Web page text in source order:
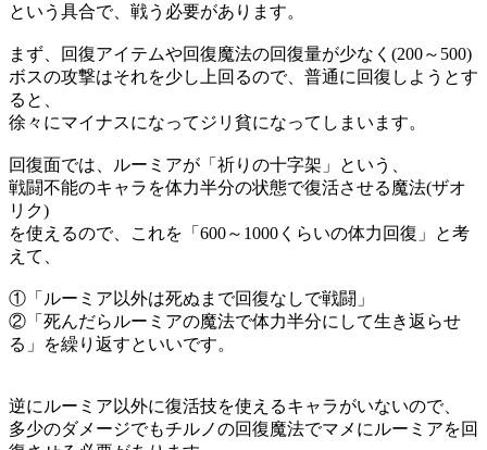
という具合で、戦う必要があります。
まず、回復アイテムや回復魔法の回復量が少なく(200～500)
ボスの攻撃はそれを少し上回るので、普通に回復しようとす
ると、
徐々にマイナスになってジリ貧になってしまいます。
回復面では、ルーミアが「祈りの十字架」という、
戦闘不能のキャラを体力半分の状態で復活させる魔法(ザオ
リク)
を使えるので、これを「600～1000くらいの体力回復」と考
えて、
①「ルーミア以外は死ぬまで回復なしで戦闘」
②「死んだらルーミアの魔法で体力半分にして生き返らせ
る」を繰り返すといいです。
逆にルーミア以外に復活技を使えるキャラがいないので、
多少のダメージでもチルノの回復魔法でマメにルーミアを回